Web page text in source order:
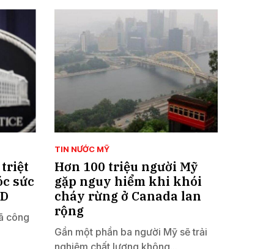
triệt
sức
công
TIN NƯỚC MỸ
Hơn 100 triệu người Mỹ
gặp nguy hiểm khi khói
cháy rừng ở Canada lan
rộng
Gần một phần ba người Mỹ sẽ trải
nghiệm chất lượng không...